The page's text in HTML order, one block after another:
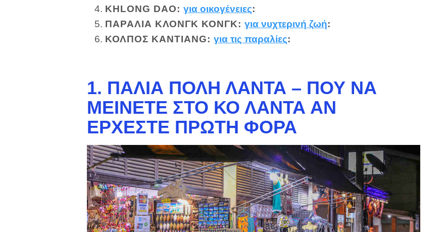
KHLONG DAO:για οικογένειες:
ΠΑΡΑΛΊΑ ΚΛΟΝΓΚ ΚΟΝΓΚ:για νυχτερινή ζωή:
ΚΌΛΠΟΣ KANTIANG:για τις παραλίες:
1. ΠΑΛΙΆ ΠΌΛΗ ΛΑΝΤΆ – ΠΟΎ ΝΑ
ΜΕΊΝΕΤΕ ΣΤΟ ΚΟ ΛΑΝΤΆ ΑΝ
ΈΡΧΕΣΤΕ ΠΡΏΤΗ ΦΟΡΆ